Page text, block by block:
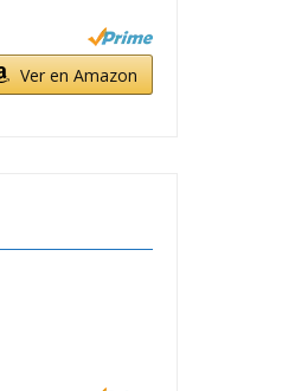
Ver en Amazon